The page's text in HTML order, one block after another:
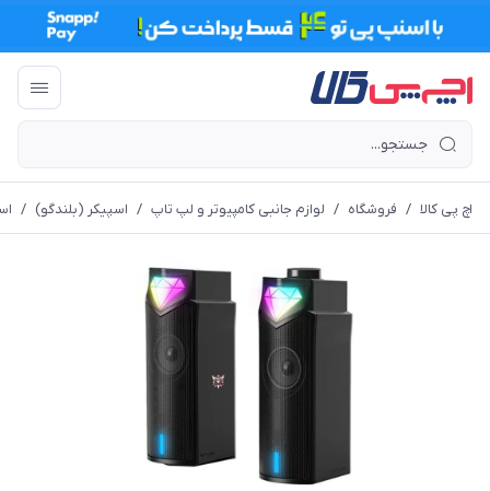
اچ پی کالا / فروشگاه / لوازم جانبی کامپیوتر و لپ تاپ / اسپیکر (بلندگو) /